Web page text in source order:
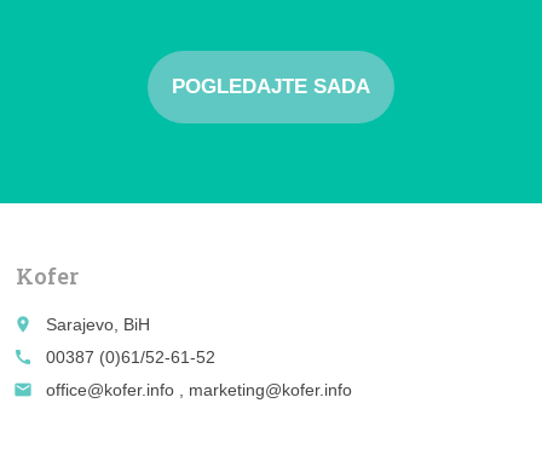
POGLEDAJTE SADA
Kofer
place
Sarajevo, BiH
call
00387 (0)61/52-61-52
email
office@kofer.info , marketing@kofer.info